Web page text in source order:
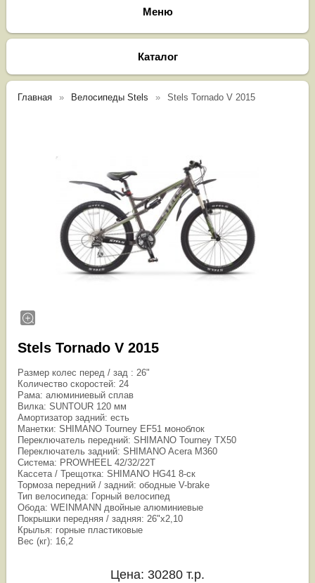
Каталог
Главная Велосипеды Stels Stels Tornado V 2015
Stels Tornado V 2015
Размер колес перед / зад : 26"
Количество скоростей: 24
Рама: алюминиевый сплав
Вилка: SUNTOUR 120 мм
Амортизатор задний: есть
Манетки: SHIMANO Tourney EF51 моноблок
Переключатель передний: SHIMANO Tourney TX50
Переключатель задний: SHIMANO Acera M360
Система: PROWHEEL 42/32/22T
Кассета / Трещотка: SHIMANO HG41 8-ск
Тормоза передний / задний: ободные V-brake
Тип велосипеда: Горный велосипед
Обода: WEINMANN двойные алюминиевые
Покрышки передняя / задняя: 26"х2,10
Крылья: горные пластиковые
Вес (кг): 16,2
Цена: 30280 т.р.